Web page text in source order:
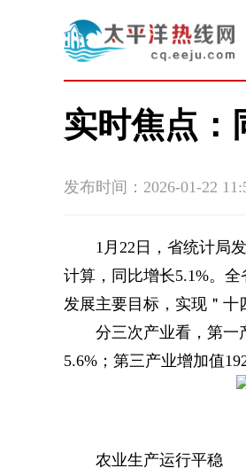
实时焦点：
发布时间：2026-01-22
1月22日，省统计局
计算，同比增长5.1%。
发展主要目标，实现＂十
分三次产业看，第一
5.6%；第三产业增加值
农业生产运行平稳